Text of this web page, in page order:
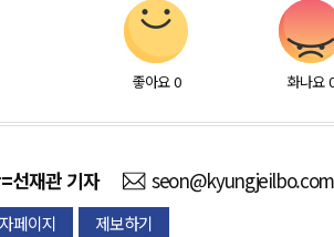
좋아요 0 화나요 0
선재관 기자 seon@kyungjeilbo.com
페이지 제보하기